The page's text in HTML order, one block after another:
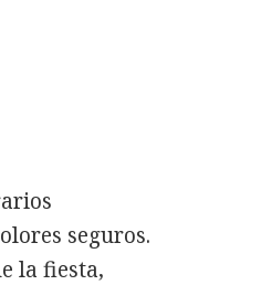
seguros.
la fiesta,